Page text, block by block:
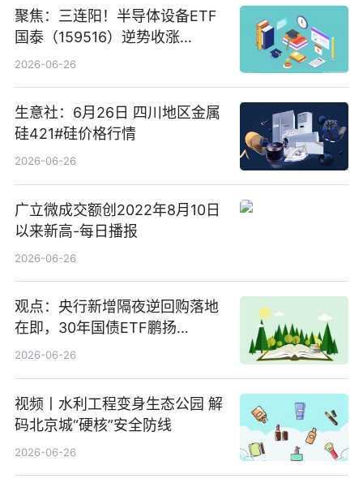
聚焦：三连阳！半导体设备ETF
国泰（159516）逆势收涨
3.5%，近10日累计净流入超65
2026-06-26
生意社：6月26日 四川地区金属
硅421#硅价格行情
2026-06-26
广立微成交额创2022年8月10日
以来新高-每日播报
2026-06-26
观点：央行新增隔夜逆回购落地
在即，30年国债ETF鹏扬
(511090) 盘中小幅上涨
2026-06-26
视频丨水利工程变身生态公园 解
码北京城“硬核”安全防线
2026-06-26